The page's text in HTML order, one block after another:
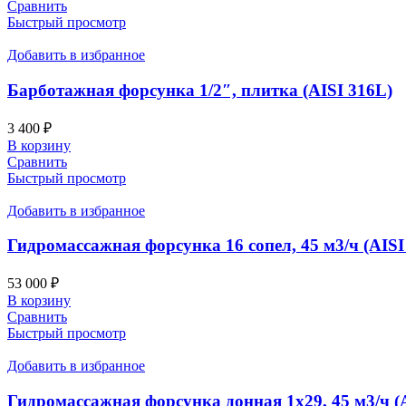
Сравнить
Быстрый просмотр
Добавить в избранное
Барботажная форсунка 1/2″, плитка (AISI 316L)
3 400 ₽
В корзину
Сравнить
Быстрый просмотр
Добавить в избранное
Гидромассажная форсунка 16 сопел, 45 м3/ч
53 000 ₽
В корзину
Сравнить
Быстрый просмотр
Добавить в избранное
Гидромассажная форсунка донная 1х29, 45 м3/ч